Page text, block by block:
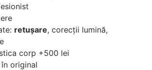
retușare, corecții lumină,
corp +500 lei
original